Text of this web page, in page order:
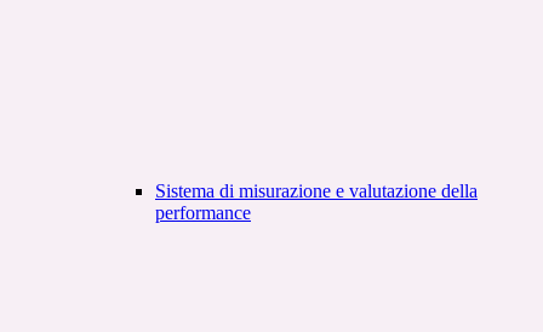
Sistema di misurazione e valutazione della
performance